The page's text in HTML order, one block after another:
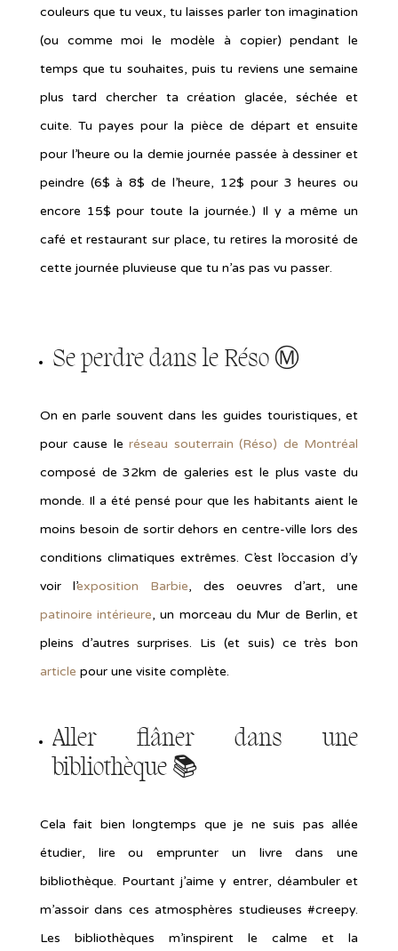
couleurs que tu veux, tu laisses parler ton imagination
(ou comme moi le modèle à copier) pendant le
temps que tu souhaites, puis tu reviens une semaine
plus tard chercher ta création glacée, séchée et
cuite. Tu payes pour la pièce de départ et ensuite
pour l’heure ou la demie journée passée à dessiner et
peindre (6$ à 8$ de l’heure, 12$ pour 3 heures ou
encore 15$ pour toute la journée.) Il y a même un
café et restaurant sur place, tu retires la morosité de
cette journée pluvieuse que tu n’as pas vu passer.
Se perdre dans le RésoⓂ
On en parle souvent dans les guides touristiques, et
pour cause leréseau souterrain (Réso) de Montréal
composé de 32km de galeries est le plus vaste du
monde. Il a été pensé pour que les habitants aient le
moins besoin de sortir dehors en centre-ville lors des
conditions climatiques extrêmes. C’est l’occasion d’y
voir l’exposition Barbie, des oeuvres d’art, une
patinoire intérieure, un morceau du Mur de Berlin, et
pleins d’autres surprises. Lis (et suis) ce très bon
article pour une visite complète.
Aller flâner dans une
bibliothèque 📚
Cela fait bien longtemps que je ne suis pas allée
étudier, lire ou emprunter un livre dans une
bibliothèque. Pourtant j’aime y entrer, déambuler et
m’assoir dans ces atmosphères studieuses #creepy.
Les bibliothèques m’inspirent le calme et la